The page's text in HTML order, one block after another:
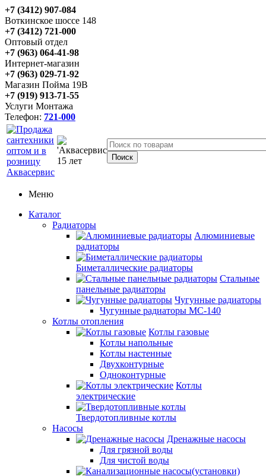
+7 (3412) 907-084
Воткинское шоссе 148
+7 (3412) 721-000
Оптовый отдел
+7 (963) 064-41-98
Интернет-магазин
+7 (963) 029-71-92
Магазин Пойма 19В
+7 (919) 913-71-55
Услуги Монтажа
Телефон: 721-000
Меню
Каталог
Радиаторы
Алюминиевые
радиаторы
Биметаллические радиаторы
Стальные
панельные радиаторы
Чугунные радиаторы
Чугунные радиаторы МС-140
Котлы отопления
Котлы газовые
Котлы напольные
Котлы настенные
Двухконтурные
Одноконтурные
Котлы
электрические
Твердотопливные котлы
Насосы
Дренажные насосы
Для грязной воды
Для чистой воды